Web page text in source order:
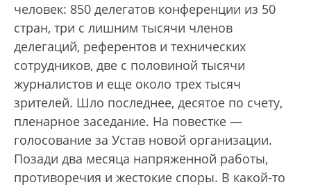
человек: 850 делегатов конференции из 50
стран, три с лишним тысячи членов
делегаций, референтов и технических
сотрудников, две с половиной тысячи
журналистов и еще около трех тысяч
зрителей. Шло последнее, десятое по счету,
пленарное заседание. На повестке —
голосование за Устав новой организации.
Позади два месяца напряженной работы,
противоречия и жестокие споры. В какой-то